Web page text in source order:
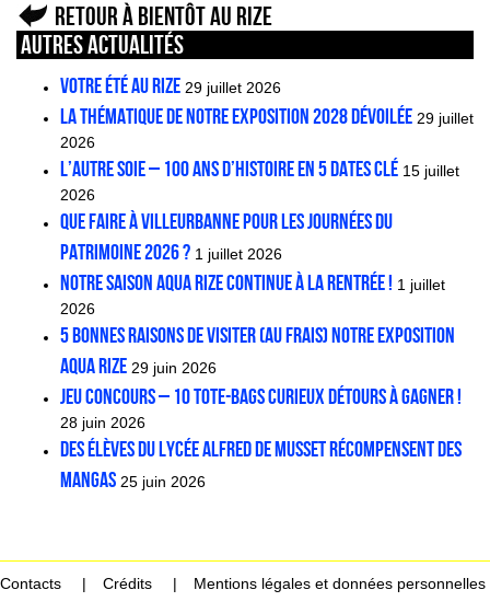
Retour à Bientôt au Rize
Autres actualités
VOTRE ÉTÉ AU RIZE 29 juillet 2026
La thématique de notre exposition 2028 dévoilée 29 juillet
2026
L’AUTRE SOIE – 100 ans d’histoire en 5 dates clé 15 juillet
2026
Que faire à Villeurbanne pour les Journées du
patrimoine 2026 ? 1 juillet 2026
Notre saison Aqua Rize continue à la rentrée ! 1 juillet
2026
5 bonnes raisons de visiter (au frais) notre exposition
Aqua Rize 29 juin 2026
JEU CONCOURS – 10 tote-bags Curieux Détours à gagner !
28 juin 2026
Des élèves du lycée Alfred de Musset récompensent des
mangas 25 juin 2026
Contacts Crédits Mentions légales et données personnelles